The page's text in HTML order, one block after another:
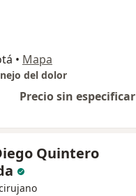
• Mapa
del dolor
Precio sin especificar
Quintero